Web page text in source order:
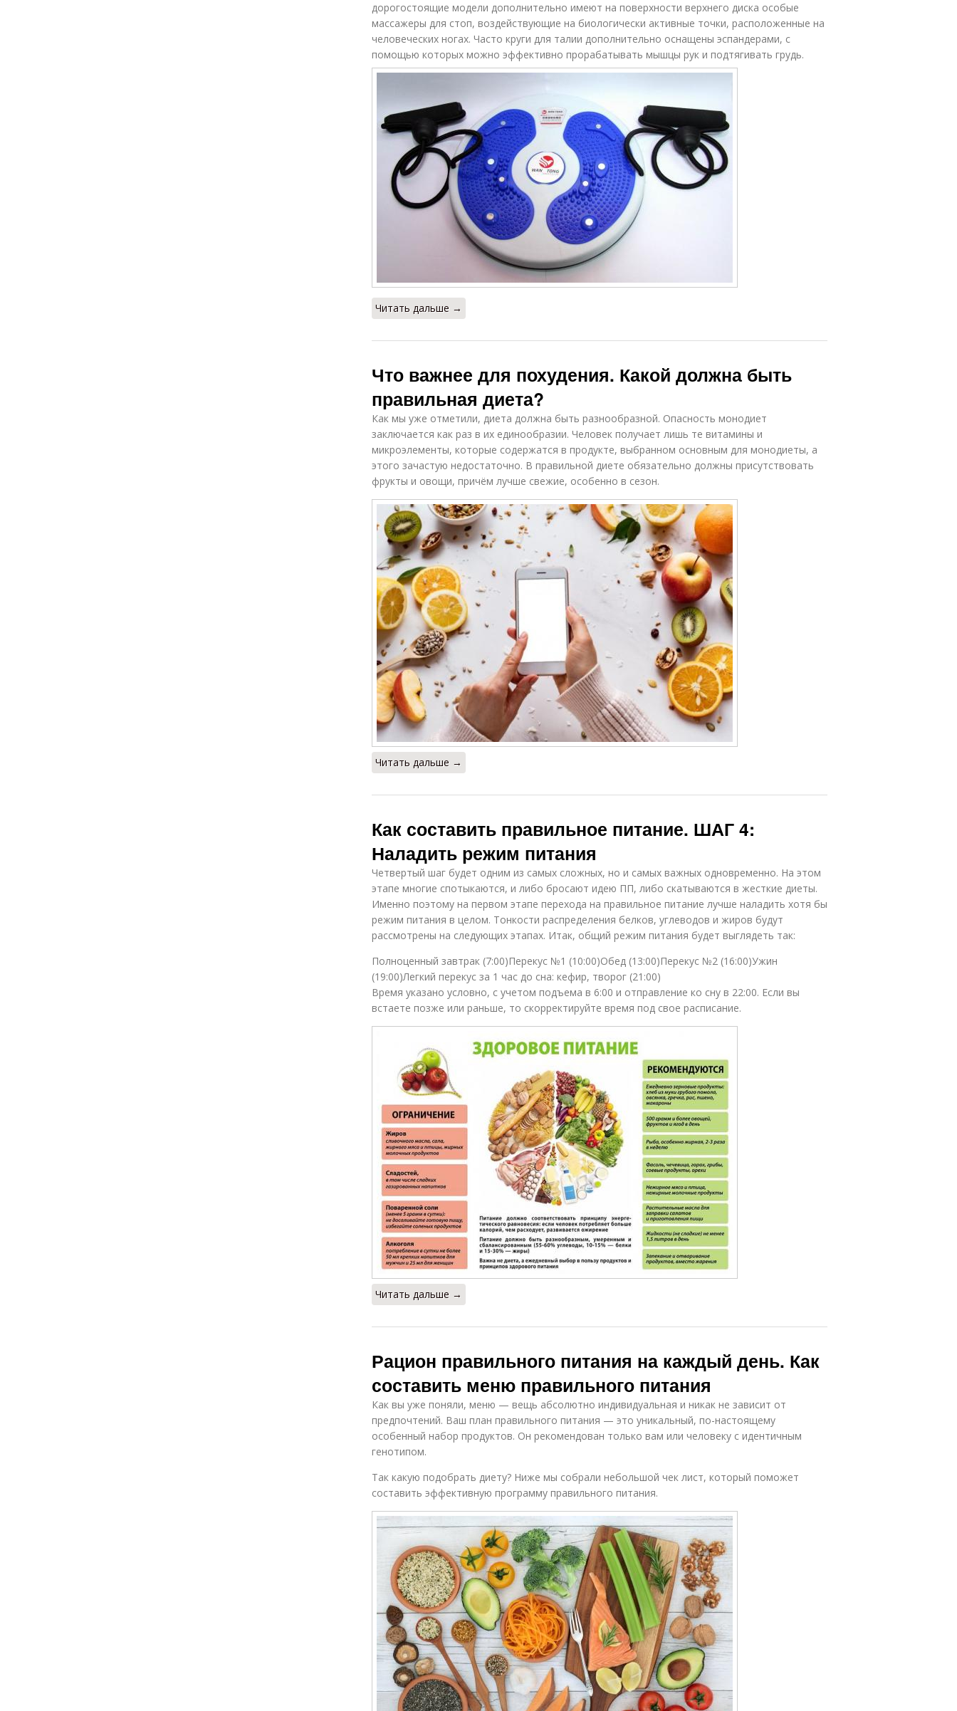
дорогостоящие модели дополнительно имеют на поверхности верхнего диска особые
массажеры для стоп, воздействующие на биологически активные точки, расположенные на
человеческих ногах. Часто круги для талии дополнительно оснащены эспандерами, с
помощью которых можно эффективно прорабатывать мышцы рук и подтягивать грудь.
Читать дальше →
Что важнее для похудения. Какой должна быть
правильная диета?
Как мы уже отметили, диета должна быть разнообразной. Опасность монодиет
заключается как раз в их единообразии. Человек получает лишь те витамины и
микроэлементы, которые содержатся в продукте, выбранном основным для монодиеты, а
этого зачастую недостаточно. В правильной диете обязательно должны присутствовать
фрукты и овощи, причём лучше свежие, особенно в сезон.
Читать дальше →
Как составить правильное питание. ШАГ 4:
Наладить режим питания
Четвертый шаг будет одним из самых сложных, но и самых важных одновременно. На этом
этапе многие спотыкаются, и либо бросают идею ПП, либо скатываются в жесткие диеты.
Именно поэтому на первом этапе перехода на правильное питание лучше наладить хотя бы
режим питания в целом. Тонкости распределения белков, углеводов и жиров будут
рассмотрены на следующих этапах. Итак, общий режим питания будет выглядеть так:
Полноценный завтрак (7:00)Перекус №1 (10:00)Обед (13:00)Перекус №2 (16:00)Ужин
(19:00)Легкий перекус за 1 час до сна: кефир, творог (21:00)
Время указано условно, с учетом подъема в 6:00 и отправление ко сну в 22:00. Если вы
встаете позже или раньше, то скорректируйте время под свое расписание.
Читать дальше →
Рацион правильного питания на каждый день. Как
составить меню правильного питания
Как вы уже поняли, меню — вещь абсолютно индивидуальная и никак не зависит от
предпочтений. Ваш план правильного питания — это уникальный, по-настоящему
особенный набор продуктов. Он рекомендован только вам или человеку с идентичным
генотипом.
Так какую подобрать диету? Ниже мы собрали небольшой чек лист, который поможет
составить эффективную программу правильного питания.